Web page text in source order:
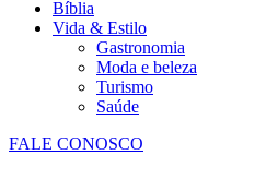
Bíblia
Vida & Estilo
Gastronomia
Moda e beleza
Turismo
Saúde
FALE CONOSCO